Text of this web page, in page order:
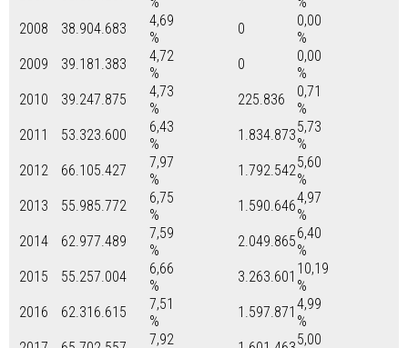
2008
38.904.683
4,69
%
0
0,00
%
2009
39.181.383
4,72
%
0
0,00
%
2010
39.247.875
4,73
%
225.836
0,71
%
2011
53.323.600
6,43
%
1.834.8735,73
%
2012
66.105.427
7,97
%
1.792.5425,60
%
2013
55.985.772
6,75
%
1.590.6464,97
%
2014
62.977.489
7,59
%
2.049.8656,40
%
2015
55.257.004
6,66
%
3.263.601 10,19
%
2016
62.316.615
7,51
%
1.597.871 4,99
%
7,92
5,00